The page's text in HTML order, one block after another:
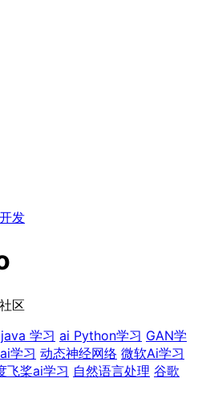
发
区
学习 ai Python学习 GAN学
学习 动态神经网络 微软Ai学习
飞桨ai学习 自然语言处理 谷歌